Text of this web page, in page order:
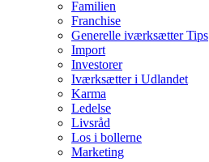
Familien
Franchise
Generelle iværksætter Tips
Import
Investorer
Iværksætter i Udlandet
Karma
Ledelse
Livsråd
Los i bollerne
Marketing